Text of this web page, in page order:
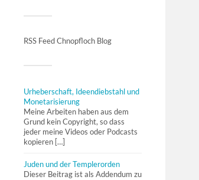
RSS Feed Chnopfloch Blog
Urheberschaft, Ideendiebstahl und
Monetarisierung
Meine Arbeiten haben aus dem
Grund kein Copyright, so dass
jeder meine Videos oder Podcasts
kopieren […]
Juden und der Templerorden
Dieser Beitrag ist als Addendum zu